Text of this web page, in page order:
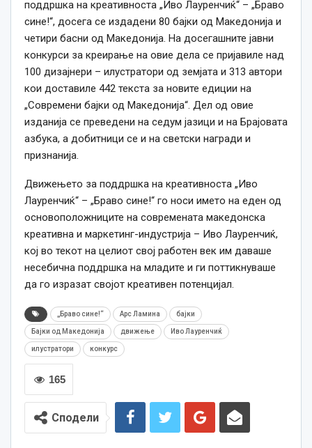
поддршка на креативноста „Иво Лауренчиќ“ – „Браво
сине!“, досега се издадени 80 бајки од Македонија и
четири басни од Македонија. На досегашните јавни
конкурси за креирање на овие дела се пријавиле над
100 дизајнери – илустратори од земјата и 313 автори
кои доставиле 442 текста за новите едиции на
„Современи бајки од Македонија“. Дел од овие
изданија се преведени на седум јазици и на Брајовата
азбука, а добитници се и на светски награди и
признанија.
Движењето за поддршка на креативноста „Иво
Лауренчиќ“ – „Браво сине!“ го носи името на еден од
основоположниците на современата македонска
креативна и маркетинг-индустрија – Иво Лауренчиќ,
кој во текот на целиот свој работен век им даваше
несебична поддршка на младите и ги поттикнуваше
да го изразат својот креативен потенцијал.
„Браво сине!“ Арс Ламина бајки
Бајки од Македонија движење Иво Лауренчиќ
илустратори конкурс
165
Сподели